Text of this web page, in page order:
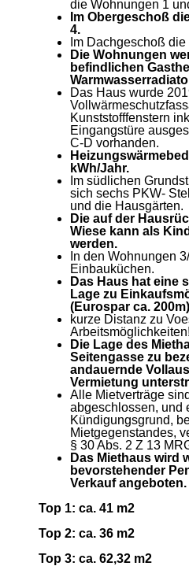
die Wohnungen 1
Im Obergeschoß
4.
Im Dachgeschoß
Die Wohnungen
befindlichen
Das Haus wurde
Kunststofffenstern
Eingangstüre
C-D vorhanden.
kWh/Jahr.
Im südlichen
sich sechs PKW-
und die Hausgärten.
Die auf der
Wiese kann als
werden.
In den Wohnungen
Einbauküchen.
Das Haus hat eine
Lage zu
(Eurospar ca.
kurze Distanz zu
Arbeitsmöglichkeiten!
Die Lage des
Seitengasse zu
andauernde
Vermietung
Alle Mietverträge
abgeschlossen, und
Kündigungsgrund,
Mietgegenstandes,
§ 30 Abs. 2 Z 13
Das Miethaus wird
bevorstehender
Verkauf angeboten.
Top 1: ca. 41 m2
Top 2: ca. 36 m2
Top 3: ca. 62,32 m2